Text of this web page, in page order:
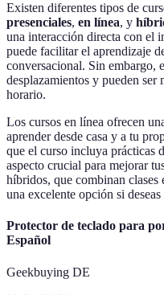
Existen diferentes tipos de
presenciales, en línea, y
una interacción directa con el
puede facilitar el aprendizaje
conversacional. Sin embargo,
desplazamientos y pueden
horario.
Los cursos en línea ofrecen
aprender desde casa y a tu
que el curso incluya prácticas
aspecto crucial para mejorar
híbridos, que combinan clases
una excelente opción si
Protector de teclado para
Español
Geekbuying DE